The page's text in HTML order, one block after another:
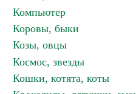
Компьютер
Коровы, быки
Козы, овцы
Космос, звезды
Кошки, котята, коты